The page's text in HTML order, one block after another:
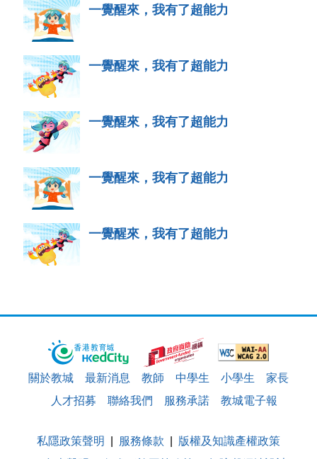
一覺醒來，我有了超能力
一覺醒來，我有了超能力
一覺醒來，我有了超能力
一覺醒來，我有了超能力
一覺醒來，我有了超能力
關於教城 最新消息 教師 中學生 小學生
家長
人才招募
聯絡我們 服務承諾 教城電子報
私隱政策聲明 服務條款
版權及知識產權政策